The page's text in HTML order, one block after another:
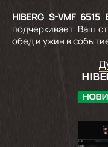
HIBERG S-VMF 6515
подчеркивает Ваш
обед и ужин в